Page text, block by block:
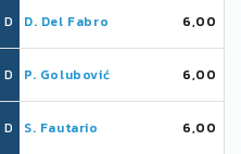
D D. Del Fabro 6,00
D P. Golubović 6,00
D S. Fautario 6,00